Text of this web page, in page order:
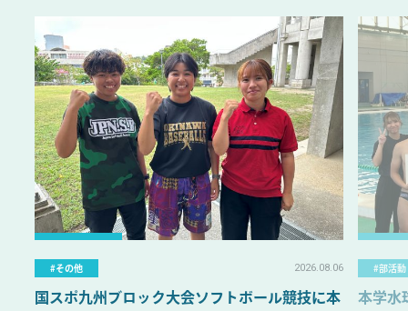
#その他 2026.08.06
国スポ九州ブロック大会ソフトボール競技に本
#部活動
本学水